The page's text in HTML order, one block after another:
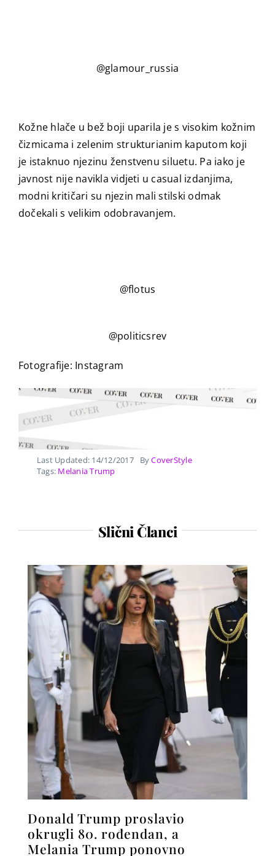
@glamour_russia
Kožne hlače u bež boji uparila je s visokim kožnim
čizmicama i zelenim strukturianim kaputom koji
je istaknuo njezinu ženstvenu siluetu. Pa iako je
javnost nije navikla vidjeti u casual izdanjima,
modni kritičari su njezin mali stilski odmak
dočekali s velikim odobravanjem.
@flotus
@politicsrev
Fotografije: Instagram
Last Updated: 14/12/2017 ByCoverStyle
Tags: Melania Trump
Slični Članci
Donald Trump proslavio
okrugli 80. rođendan, a
Melania Trump ponovno